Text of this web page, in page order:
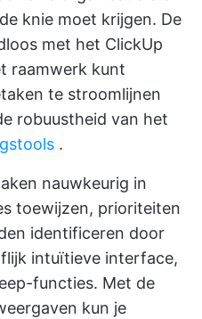
knie moet krijgen. De
met het ClickUp
raamwerk kunt
te stroomlijnen
robuustheid van het
.
nauwkeurig in
toewijzen, prioriteiten
identificeren door
intuïtieve interface,
functies. Met de
kun je